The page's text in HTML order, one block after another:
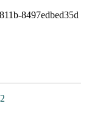
8497edbed35d